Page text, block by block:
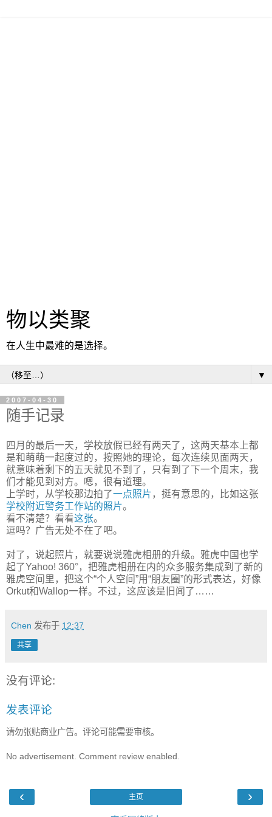
物以类聚
在人生中最难的是选择。
▼
2007-04-30
随手记录
四月的最后一天，学校放假已经有两天了，这两天基本上都
是和萌萌一起度过的，按照她的理论，每次连续见面两天，
就意味着剩下的五天就见不到了，只有到了下一个周末，我
们才能见到对方。嗯，很有道理。
上学时，从学校那边拍了一点照片，挺有意思的，比如这张
学校附近警务工作站的照片。
看不清楚？看看这张。
逗吗？广告无处不在了吧。
对了，说起照片，就要说说雅虎相册的升级。雅虎中国也学
起了Yahoo! 360°，把雅虎相册在内的众多服务集成到了新的
雅虎空间里，把这个“个人空间”用“朋友圈”的形式表达，好像
Orkut和Wallop一样。不过，这应该是旧闻了……
Chen 发布于 12:37
共享
没有评论:
发表评论
请勿张贴商业广告。评论可能需要审核。
No advertisement. Comment review enabled.
‹ ›
主页